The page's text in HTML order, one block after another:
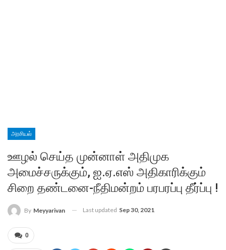
அரசியல்
ஊழல் செய்த முன்னாள் அதிமுக
அமைச்சருக்கும், ஐ.ஏ.எஸ் அதிகாரிக்கும்
சிறை தண்டனை-நீதிமன்றம் பரபரப்பு தீர்ப்பு !
By Meyyarivan Last updated Sep 30, 2021
0